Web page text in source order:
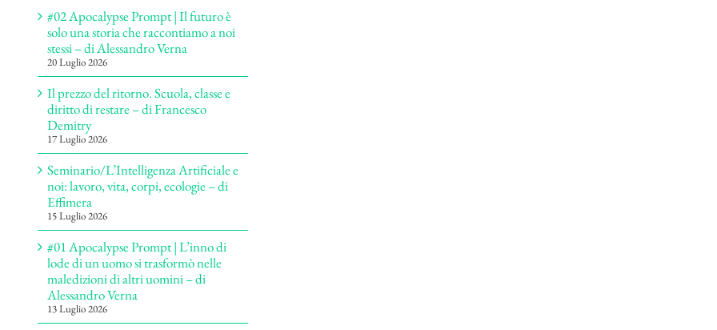
#02 Apocalypse Prompt | Il futuro è
solo una storia che raccontiamo a noi
stessi – di Alessandro Verna
20 Luglio 2026
Il prezzo del ritorno. Scuola, classe e
diritto di restare – di Francesco
Demitry
17 Luglio 2026
Seminario/L’Intelligenza Artificiale e
noi: lavoro, vita, corpi, ecologie – di
Effimera
15 Luglio 2026
#01 Apocalypse Prompt | L’inno di
lode di un uomo si trasformò nelle
maledizioni di altri uomini – di
Alessandro Verna
13 Luglio 2026